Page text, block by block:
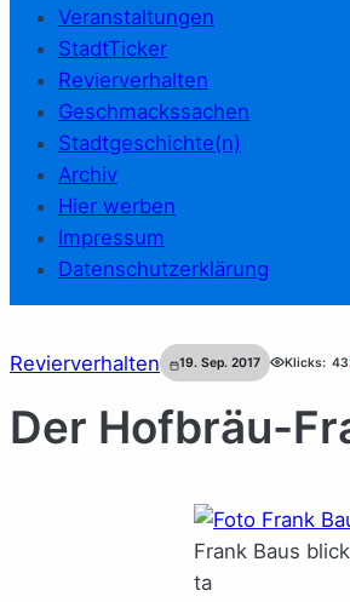
Veranstaltungen
StadtTicker
Revierverhalten
Geschmackssachen
Stadtgeschichte(n)
Archiv
Hier werben
Impressum
Datenschutzerklärung
Revierverhalten 19. Sep. 2017 Klicks:
Der Hofbräu-
Frank Baus
ta